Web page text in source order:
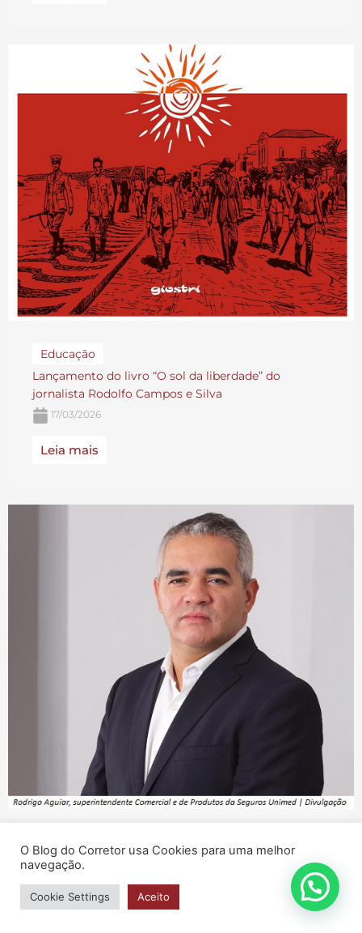
Educação
Lançamento do livro “O sol da liberdade” do
jornalista Rodolfo Campos e Silva
17/03/2026
Leia mais
Seguros Unimed amplia coberturas do Seguro
Empresarial e reforça proteção às empresas
16/03/2026
O Blog do Corretor usa Cookies para uma melhor
navegação.
Cookie Settings Aceito